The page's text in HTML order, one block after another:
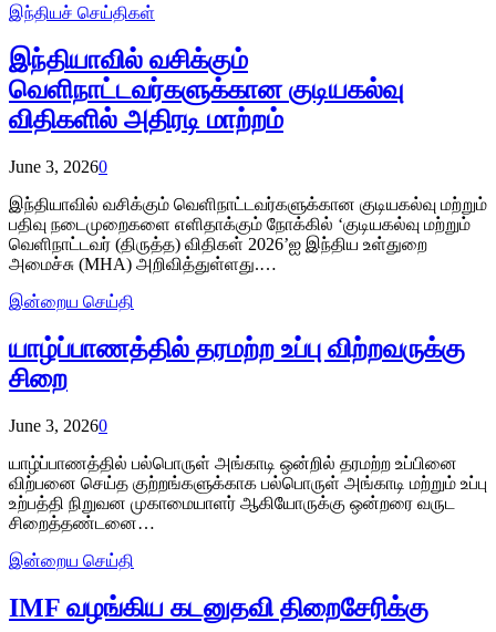
இந்தியச் செய்திகள்
இந்தியாவில் வசிக்கும்
வெளிநாட்டவர்களுக்கான குடியகல்வு
விதிகளில் அதிரடி மாற்றம்
June 3, 20260
இந்தியாவில் வசிக்கும் வெளிநாட்டவர்களுக்கான குடியகல்வு மற்றும்
பதிவு நடைமுறைகளை எளிதாக்கும் நோக்கில் ‘குடியகல்வு மற்றும்
வெளிநாட்டவர் (திருத்த) விதிகள் 2026’ஐ இந்திய உள்துறை
அமைச்சு (MHA) அறிவித்துள்ளது.…
இன்றைய செய்தி
யாழ்ப்பாணத்தில் தரமற்ற உப்பு விற்றவருக்கு
சிறை
June 3, 20260
யாழ்ப்பாணத்தில் பல்பொருள் அங்காடி ஒன்றில் தரமற்ற உப்பினை
விற்பனை செய்த குற்றங்களுக்காக பல்பொருள் அங்காடி மற்றும் உப்பு
உற்பத்தி நிறுவன முகாமையாளர் ஆகியோருக்கு ஒன்றரை வருட
சிறைத்தண்டனை…
இன்றைய செய்தி
IMF வழங்கிய கடனுதவி திறைசேரிக்கு